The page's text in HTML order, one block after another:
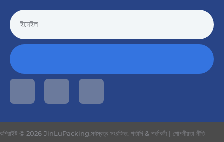
কপিরাইট © 2026 JinLuPacking.সর্বস্বত্ব সংরক্ষিত. শর্তাদি & শর্তাবলী | গোপনীয়তা নীতি